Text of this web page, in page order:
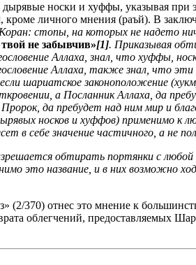
носки и хуффы, указывая при
кроме личного мнения (раъй). В
стопы, на которых не
твой не забывчив»[1]. Приказывая
Аллаха, знал, что хуффы,
Аллаха, также знал, что эти
шариатское законоположение
а Посланник Аллаха, да
да пребудет над ним мир и
носков и хуффов) применимо к
в себе значение частичного, а не
обтирать портянки с
это название, и в них возможно
370) отнес это мнение к
облегчений, предоставляемых